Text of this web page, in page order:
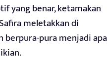
yang benar, ketamakan
meletakkan di
berpura-pura menjadi apa